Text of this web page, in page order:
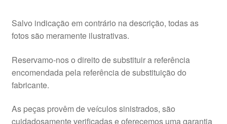
Salvo indicação em contrário na descrição, todas as
fotos são meramente ilustrativas.
Reservamo-nos o direito de substituir a referência
encomendada pela referência de substituição do
fabricante.
As peças provêm de veículos sinistrados, são
cuidadosamente verificadas e oferecemos uma garantia